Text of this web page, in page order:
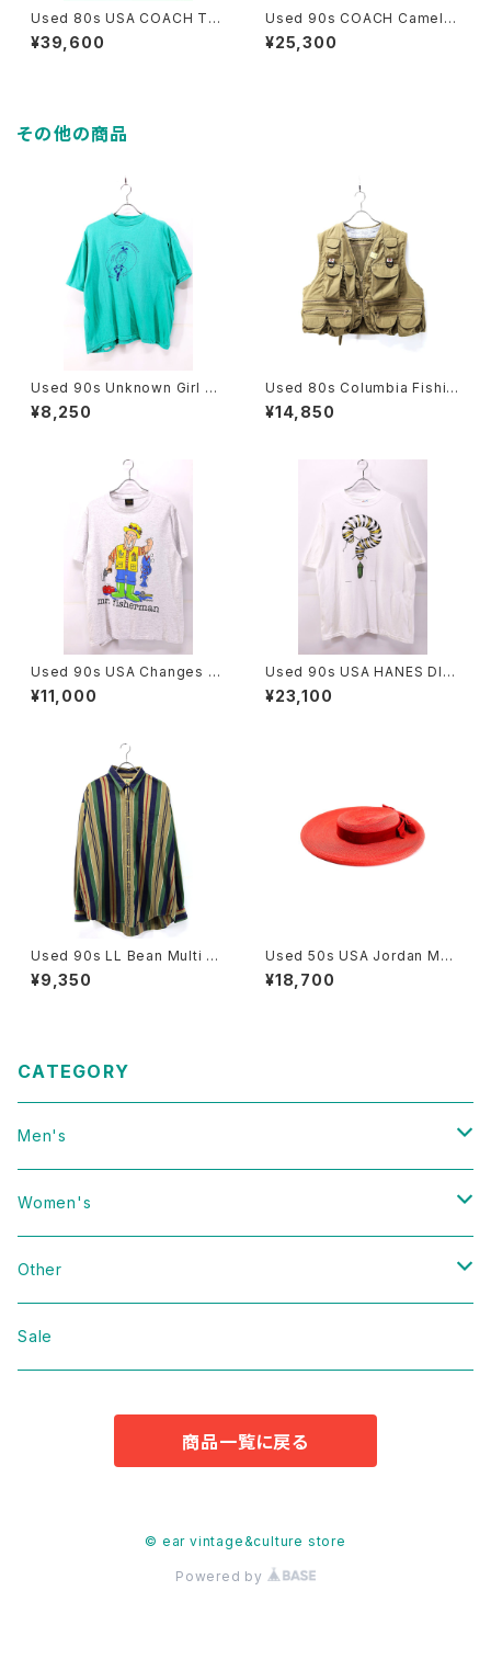
Used 80s USA COACH Tur
quoise Rare Color Fade Gr
ab Leather Big Size Shold
¥39,600
Used 90s COACH Camel B
rown Grab Leather Big Siz
e Sholder Tote Bag 古着
¥25,300
その他の商品
Used 90s Unknown Girl Sc
out Turquoise T-Shirt Size
L 相当 古着
¥8,250
Used 80s Columbia Fishin
g Gimmick Pocket Vest Siz
e L 相当 古着
¥14,850
Used 90s USA Changes Ji
m Benton Mr Fisherman Po
p Art Graphic T-Shirt Size
¥11,000
Used 90s USA HANES DIA
NA DEE TYLER LIBERTY GR
APHICS Butterfly Art T-Shir
¥23,100
Used 90s LL Bean Multi C
olor Stripes Cotton Shirt Si
ze XL 古着
¥9,350
Used 50s USA Jordan Mar
sh BOSTON Red Velor Rib
bon Design Straw Hat Size
¥18,700
CATEGORY
Men's
Vintage
Domestic
Jacket
Women's
Vintage
Domestic
Other
bag
Accessories
Sale
商品一覧に戻る
© ear vintage&culture store
Powered by